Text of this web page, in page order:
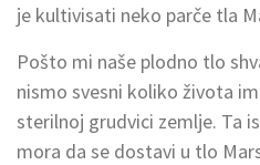
je kultivisati neko parče tla
Pošto mi naše plodno tlo
nismo svesni koliko života
sterilnoj grudvici zemlje. Ta
mora da se dostavi u tlo